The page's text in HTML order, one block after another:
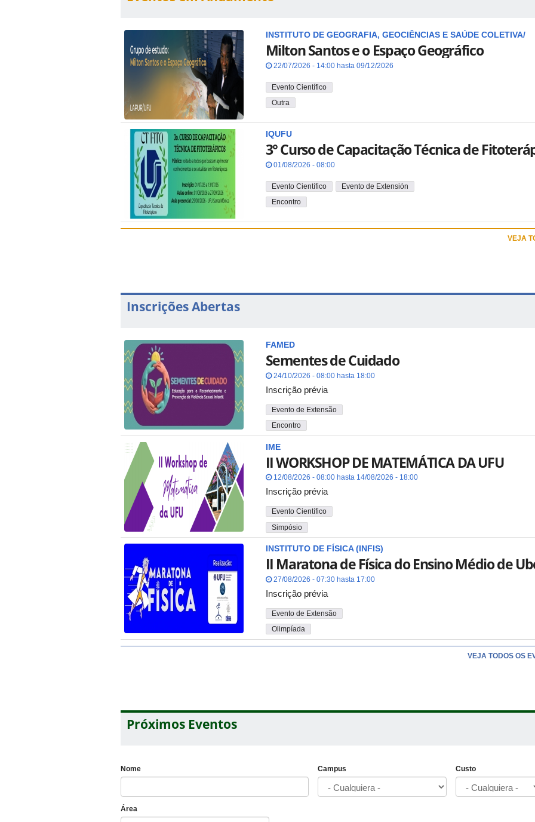
INSTITUTO DE GEOGRAFIA, GEOCIÊNCIAS E SAÚDE COLETIVA/
Milton Santos e o Espaço Geográfico
22/07/2026 - 14:00 hasta 09/12/2026
Evento Científico
Outra
IQUFU
3° Curso de Capacitação Técnica de
01/08/2026 - 08:00
Evento Científico
Evento de Extensión
Encontro
VEJA
Inscrições Abertas
FAMED
Sementes de Cuidado
24/10/2026 - 08:00 hasta 18:00
Inscrição prévia
Evento de Extensão
Encontro
IME
II WORKSHOP DE MATEMÁTICA DA UFU
12/08/2026 - 08:00 hasta 14/08/2026 - 18:00
Inscrição prévia
Evento Científico
Simpósio
INSTITUTO DE FÍSICA (INFIS)
II Maratona de Física do Ensino Médio de
27/08/2026 - 07:30 hasta 17:00
Inscrição prévia
Evento de Extensão
Olimpíada
VEJA TODOS OS
Próximos Eventos
Nome Campus Custo
Área